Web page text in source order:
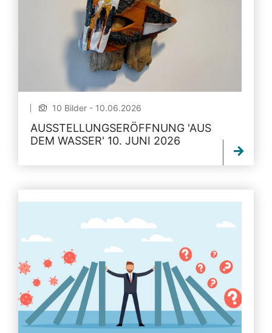
10 Bilder - 10.06.2026
AUSSTELLUNGSERÖFFNUNG 'AUS
DEM WASSER' 10. JUNI 2026